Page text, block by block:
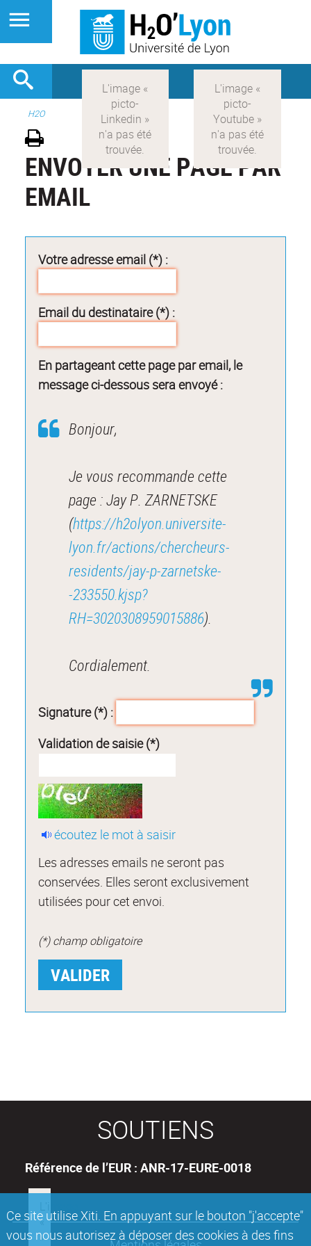
Ce site utilise Xiti. En appuyant sur le bouton "j'accepte"
vous nous autorisez à déposer des cookies à des fins
H2O
ENVOYER UNE PAGE PAR
EMAIL
Votre adresse email (*) :
Email du destinataire (*) :
En partageant cette page par email, le
message ci-dessous sera envoyé :
Bonjour,
Je vous recommande cette
page : Jay P. ZARNETSKE
(https://h2olyon.universite-
lyon.fr/actions/chercheurs-
residents/jay-p-zarnetske-
-233550.kjsp?
RH=3020308959015886).
Cordialement.
Signature (*) :
Validation de saisie (*)
écoutez le mot à saisir
Les adresses emails ne seront pas
conservées. Elles seront exclusivement
utilisées pour cet envoi.
(*) champ obligatoire
SOUTIENS
Référence de l’EUR : ANR-17-EURE-0018